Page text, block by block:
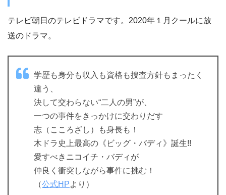
テレビ朝日のテレビドラマです。2020年１月クールに放
送のドラマ。
学歴も身分も収入も資格も捜査方針もまったく
違う、
決して交わらない“二人の男”が、
一つの事件をきっかけに交わりだす
志（こころざし）も身長も！
木ドラ史上最高の《ビッグ・バディ》誕生!!
愛すべきニコイチ・バディが
仲良く衝突しながら事件に挑む！
（公式HPより）